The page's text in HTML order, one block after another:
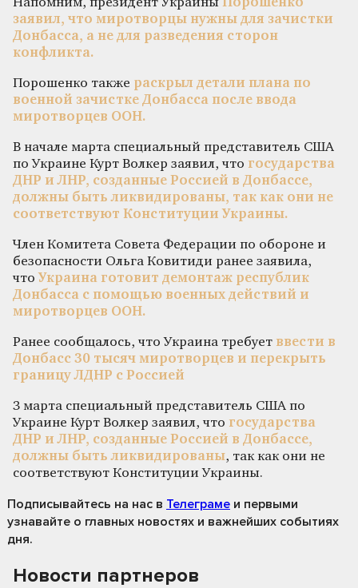
заявил, что миротворцы нужны для зачистки
Донбасса, а не для разведения сторон
конфликта.
Порошенко также раскрыл детали плана по
военной зачистке Донбасса после ввода
миротворцев ООН.
В начале марта специальный представитель США
по Украине Курт Волкер заявил, что государства
ДНР и ЛНР, созданные Россией в Донбассе,
должны быть ликвидированы, так как они не
соответствуют Конституции Украины.
Член Комитета Совета Федерации по обороне и
безопасности Ольга Ковитиди ранее заявила,
что Украина готовит демонтаж республик
Донбасса с помощью военных действий и
миротворцев ООН.
Ранее сообщалось, что Украина требует ввести в
Донбасс 30 тысяч миротворцев и перекрыть
границу ЛДНР с Россией
3 марта специальный представитель США по
Украине Курт Волкер заявил, что государства
ДНР и ЛНР, созданные Россией в Донбассе,
должны быть ликвидированы, так как они не
соответствуют Конституции Украины.
Подписывайтесь на нас в Телеграме и первыми
узнавайте о главных новостях и важнейших событиях
дня.
Новости партнеров